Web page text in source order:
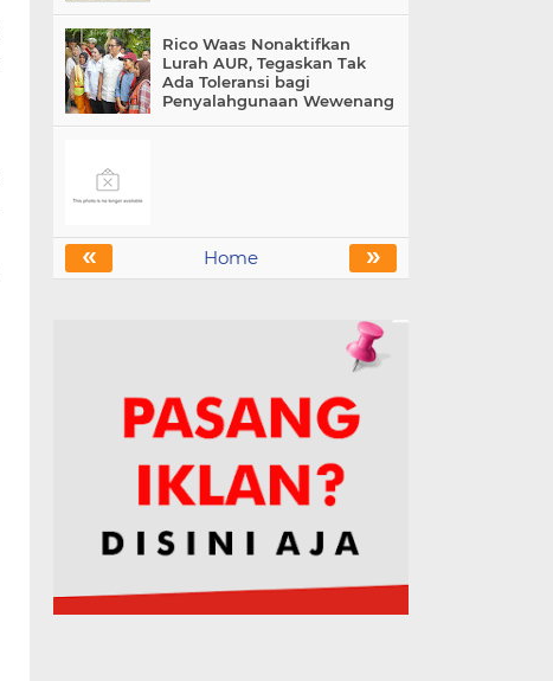
Rico Waas Nonaktifkan
Lurah AUR, Tegaskan Tak
Ada Toleransi bagi
Penyalahgunaan Wewenang
« »
Home